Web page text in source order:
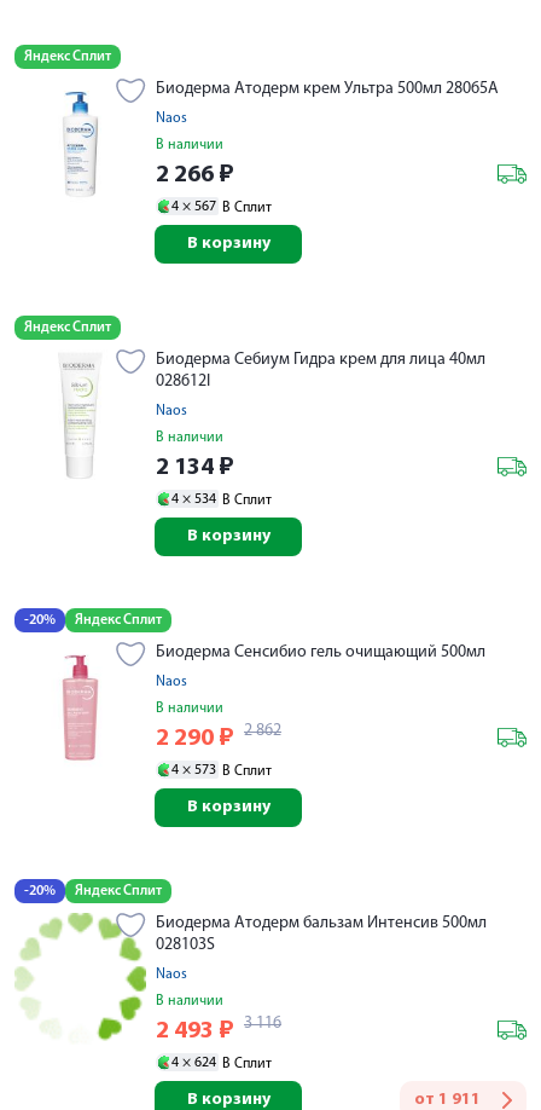
Яндекс Сплит
Биодерма Атодерм крем Ультра 500мл 28065A
Naos
В наличии
2 266 ₽
4 × 567 В Сплит
В корзину
Яндекс Сплит
Биодерма Себиум Гидра крем для лица 40мл
028612I
Naos
В наличии
2 134 ₽
4 × 534 В Сплит
В корзину
-20% Яндекс Сплит
Биодерма Сенсибио гель очищающий 500мл
Naos
В наличии
2 290 ₽ 2 862
4 × 573 В Сплит
В корзину
-20% Яндекс Сплит
Биодерма Атодерм бальзам Интенсив 500мл
028103S
Naos
В наличии
2 493 ₽ 3 116
4 × 624 В Сплит
от 1 911
В корзину